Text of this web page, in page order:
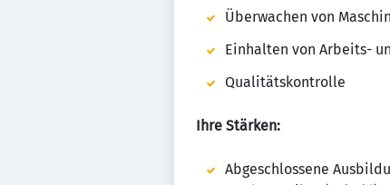
Überwachen von
Einhalten von Arbeits-
Qualitätskontrolle
Ihre Stärken:
Abgeschlossene